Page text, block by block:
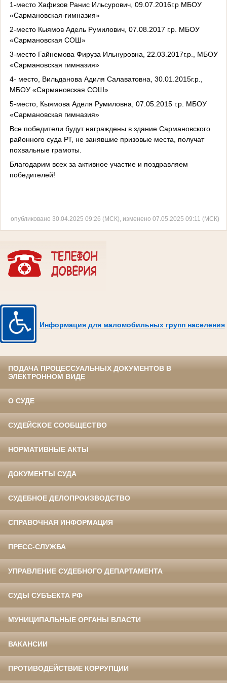
1-место Хафизов Ранис Ильсурович, 09.07.2016г.р МБОУ
«Сармановская-гимназия»
2-место Кыямов Адель Румилович, 07.08.2017 г.р. МБОУ
«Сармановская СОШ»
3-место Гайнемова Фируза Ильнуровна, 22.03.2017г.р., МБОУ
«Сармановская гимназия»
4- место, Вильданова Адиля Салаватовна, 30.01.2015г.р.,
МБОУ «Сармановская СОШ»
5-место, Кыямова Аделя Румиловна, 07.05.2015 г.р. МБОУ
«Сармановская гимназия»
Все победители будут награждены в здание Сармановского
районного суда РТ, не занявшие призовые места, получат
похвальные грамоты.
Благодарим всех за активное участие и поздравляем
победителей!
опубликовано 30.04.2025 09:26 (МСК), изменено 07.05.2025 09:11 (МСК)
Информация для маломобильных групп населения
ПОДАЧА ПРОЦЕССУАЛЬНЫХ ДОКУМЕНТОВ В
ЭЛЕКТРОННОМ ВИДЕ
О СУДЕ
СУДЕЙСКОЕ СООБЩЕСТВО
НОРМАТИВНЫЕ АКТЫ
ДОКУМЕНТЫ СУДА
СУДЕБНОЕ ДЕЛОПРОИЗВОДСТВО
СПРАВОЧНАЯ ИНФОРМАЦИЯ
ПРЕСС-СЛУЖБА
УПРАВЛЕНИЕ СУДЕБНОГО ДЕПАРТАМЕНТА
СУДЫ СУБЪЕКТА РФ
МУНИЦИПАЛЬНЫЕ ОРГАНЫ ВЛАСТИ
ВАКАНСИИ
ПРОТИВОДЕЙСТВИЕ КОРРУПЦИИ